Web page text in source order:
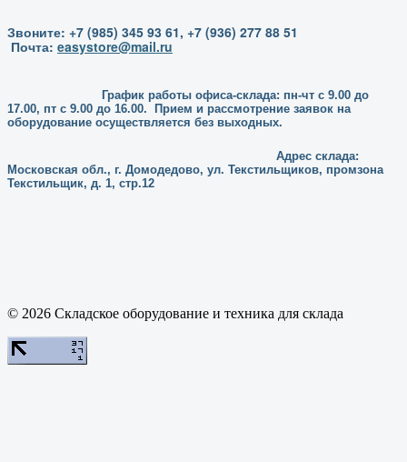
Звоните: +7 (985) 345 93 61, +7 (936) 277 88 51
Почта: easystore@mail.ru
График работы офиса-склада: пн-чт с 9.00 до
17.00, пт с 9.00 до 16.00. Прием и рассмотрение заявок на
оборудование осуществляется без выходных.
Адрес склада:
Московская обл., г. Домодедово, ул. Текстильщиков, промзона
Текстильщик, д. 1, стр.12
© 2026 Складское оборудование и техника для склада